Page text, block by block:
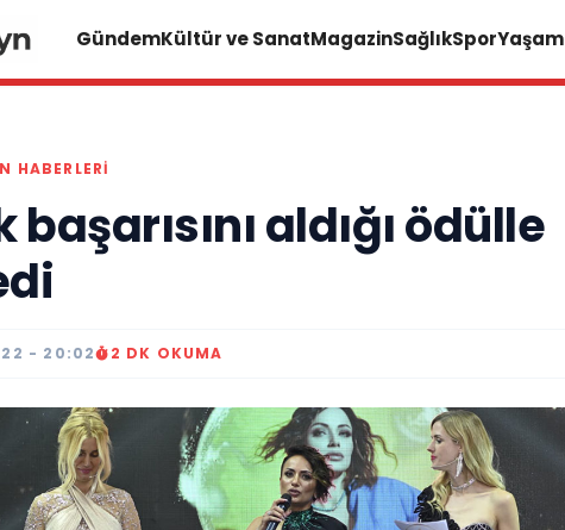
GündemKültür ve SanatMagazinSağlıkSporYaşam
HABERLERI
başarısını aldığı ödülle
- 20:02 2 DK OKUMA